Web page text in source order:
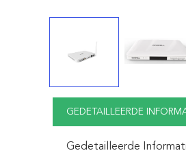
GEDETAILLEERDE
Gedetailleerde